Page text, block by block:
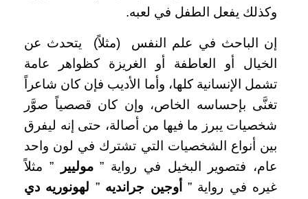
وكذلك يفعل الطفل في لعبه.
إن الباحث في علم النفس (مثلاً) يتحدث عن
الخيال أو العاطفة أو الغريزة كظواهر عامة
تشمل الإنسانية كلها، وأما الأديب فإن كان شاعراً
تغنَّى بإحساسه الخاص، وإن كان قصصياً صوَّر
شخصيات يبرز ما فيها من أصالة، حتى إنه ليفرق
بين أنواع الشخصيات التي تشترك في لون واحد
عام، فتصوير البخيل في رواية ”موليير
” مثلاً
غيره في رواية ”
أوجين جرانديه ” لهونوريه دي